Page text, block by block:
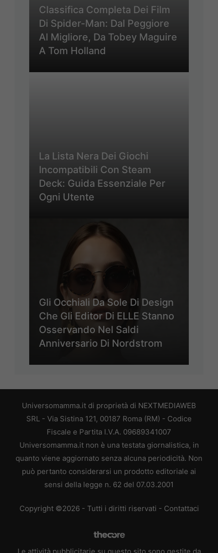
Classifica Completa Dei Film
Di Spider-Man: Dal Peggiore
Al Migliore, Da Tobey Maguire
A Tom Holland
La Lista Nera Dei Giochi
Incompatibili Con Steam
Deck: Guida Essenziale Per
Ogni Utente
Gli Occhiali Da Sole Di Design
Che Gli Editor Di ELLE Stanno
Osservando Nel Saldi
Anniversario Di Nordstrom
Universomamma.it di proprietà di NEXTMEDIAWEB
SRL - Via Sistina 121, 00187 Roma (RM) - Codice
Fiscale e Partita I.V.A. 09689341007
Universomamma.it non è una testata giornalistica, in
quanto viene aggiornato senza alcuna periodicità. Non
può pertanto considerarsi un prodotto editoriale ai
sensi della legge n. 62 del 07.03.2001
Copyright ©2026 - Tutti i diritti riservati - Contattaci